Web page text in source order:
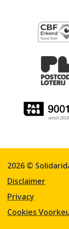
2026 ©
Disclaimer
Privacy
Cookies